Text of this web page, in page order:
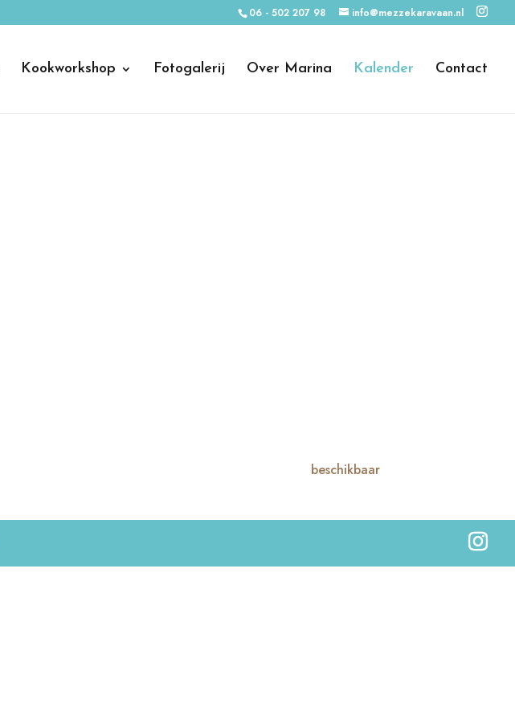
06 - 502 207 98 info@mezzekaravaan.nl
Kookworkshop Fotogalerij Over Marina Kalender Contact
beschikbaar